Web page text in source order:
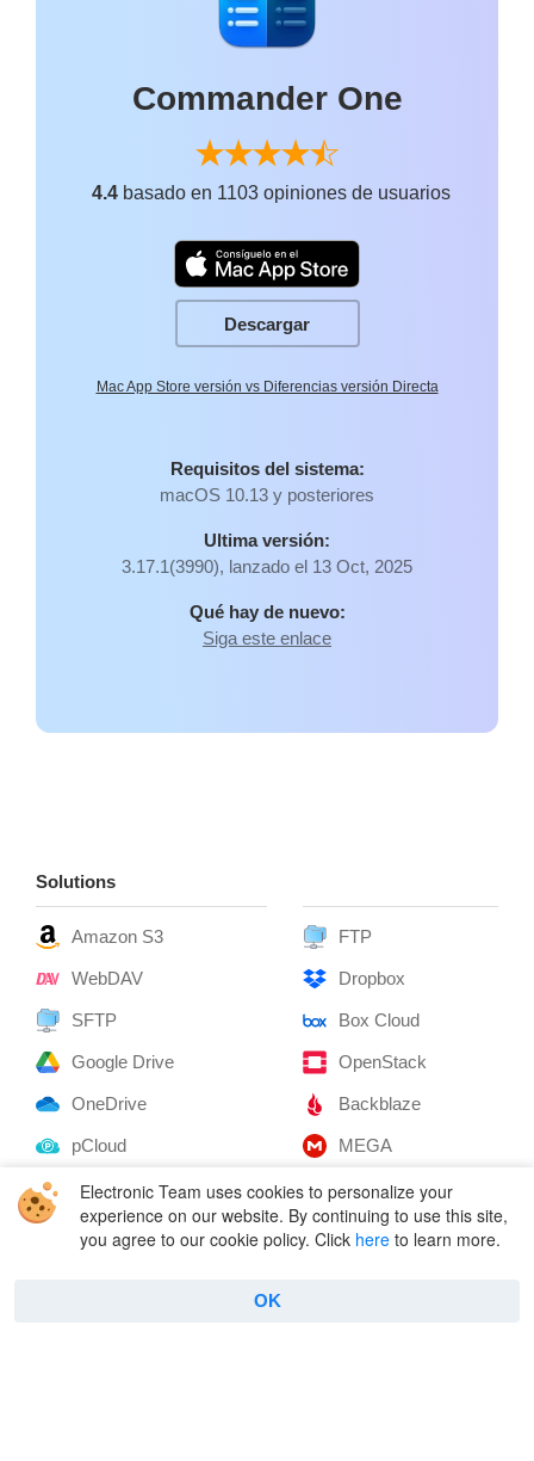
Commander One
4.4basado en 1103 opiniones de usuarios
Descargar
Mac App Store versión vs Diferencias versión Directa
Requisitos del sistema:
macOS 10.13 y posteriores
Ultima versión:
3.17.1(3990), lanzado el 13 Oct, 2025
Qué hay de nuevo:
Siga este enlace
Solutions
Amazon S3
WebDAV
SFTP
Google Drive
OneDrive
pCloud
Supported cloud services
FTP
Dropbox
Box Cloud
OpenStack
Backblaze
MEGA
Supported remote
servers
Electronic Team uses cookies to personalize your
experience on our website. By continuing to use this site,
you agree to our cookie policy. Click here to learn more.
OK